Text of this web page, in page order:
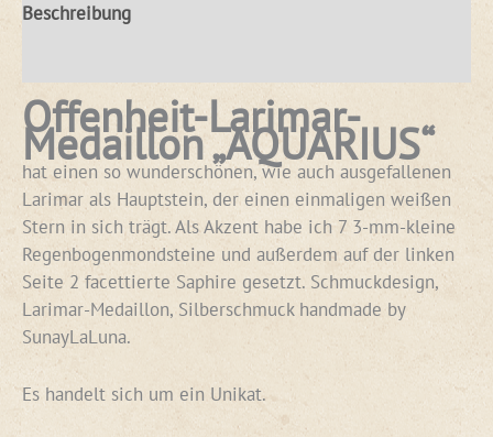
Beschreibung
Offenheit-Larimar-
Medaillon „AQUARIUS“
hat einen so wunderschönen, wie auch ausgefallenen
Larimar als Hauptstein, der einen einmaligen weißen
Stern in sich trägt. Als Akzent habe ich 7 3-mm-kleine
Regenbogenmondsteine und außerdem auf der linken
Seite 2 facettierte Saphire gesetzt. Schmuckdesign,
Larimar-Medaillon, Silberschmuck handmade by
SunayLaLuna.
Es handelt sich um ein Unikat.